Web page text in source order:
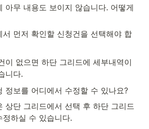
아무 내용도 보이지 않습니다. 어떻게
서 먼저 확인할 신청건을 선택해야 합
이 없으면 하단 그리드에 세부내역이
니다.
정보를 어디에서 수정할 수 있나요?
상단 그리드에서 선택 후 하단 그리드
하실 수 있습니다.